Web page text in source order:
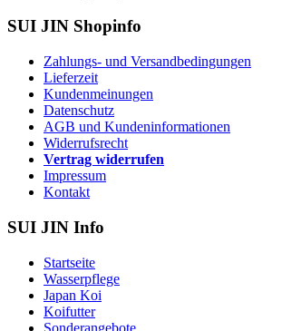
SUI JIN Shopinfo
Zahlungs- und Versandbedingungen
Lieferzeit
Kundenmeinungen
Datenschutz
AGB und Kundeninformationen
Widerrufsrecht
Vertrag widerrufen
Impressum
Kontakt
SUI JIN Info
Startseite
Wasserpflege
Japan Koi
Koifutter
Sonderangebote